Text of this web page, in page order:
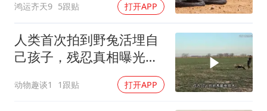
鸿运齐天9 5跟贴 打开APP
人类首次拍到野兔活埋自
己孩子，残忍真相曝光后
动物趣谈1 1跟贴 打开APP